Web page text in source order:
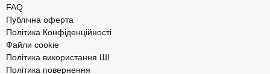
FAQ
Публічна оферта
Політика Конфіденційності
Файли cookie
Політика використання ШІ
Політика повернення